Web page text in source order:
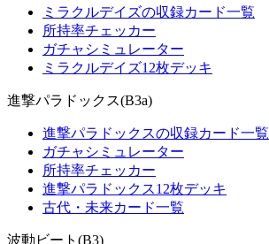
ミラクルデイズの収録カード一覧
所持率チェッカー
ガチャシミュレーター
ミラクルデイズ12枚デッキ
進撃パラドックス(B3a)
進撃パラドックスの収録カード一覧
ガチャシミュレーター
所持率チェッカー
進撃パラドックス12枚デッキ
古代・未来カード一覧
波動ビート(B3)